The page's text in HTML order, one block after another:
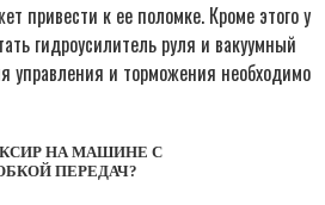
привести к ее поломке. Кроме этого у
гидроусилитель руля и вакуумный
управления и торможения необходимо
НА МАШИНЕ С
ПЕРЕДАЧ?